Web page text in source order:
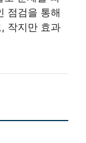
점검을 통해
작지만 효과